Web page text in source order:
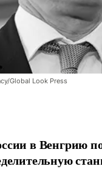
Global Look Press
в Венгрию